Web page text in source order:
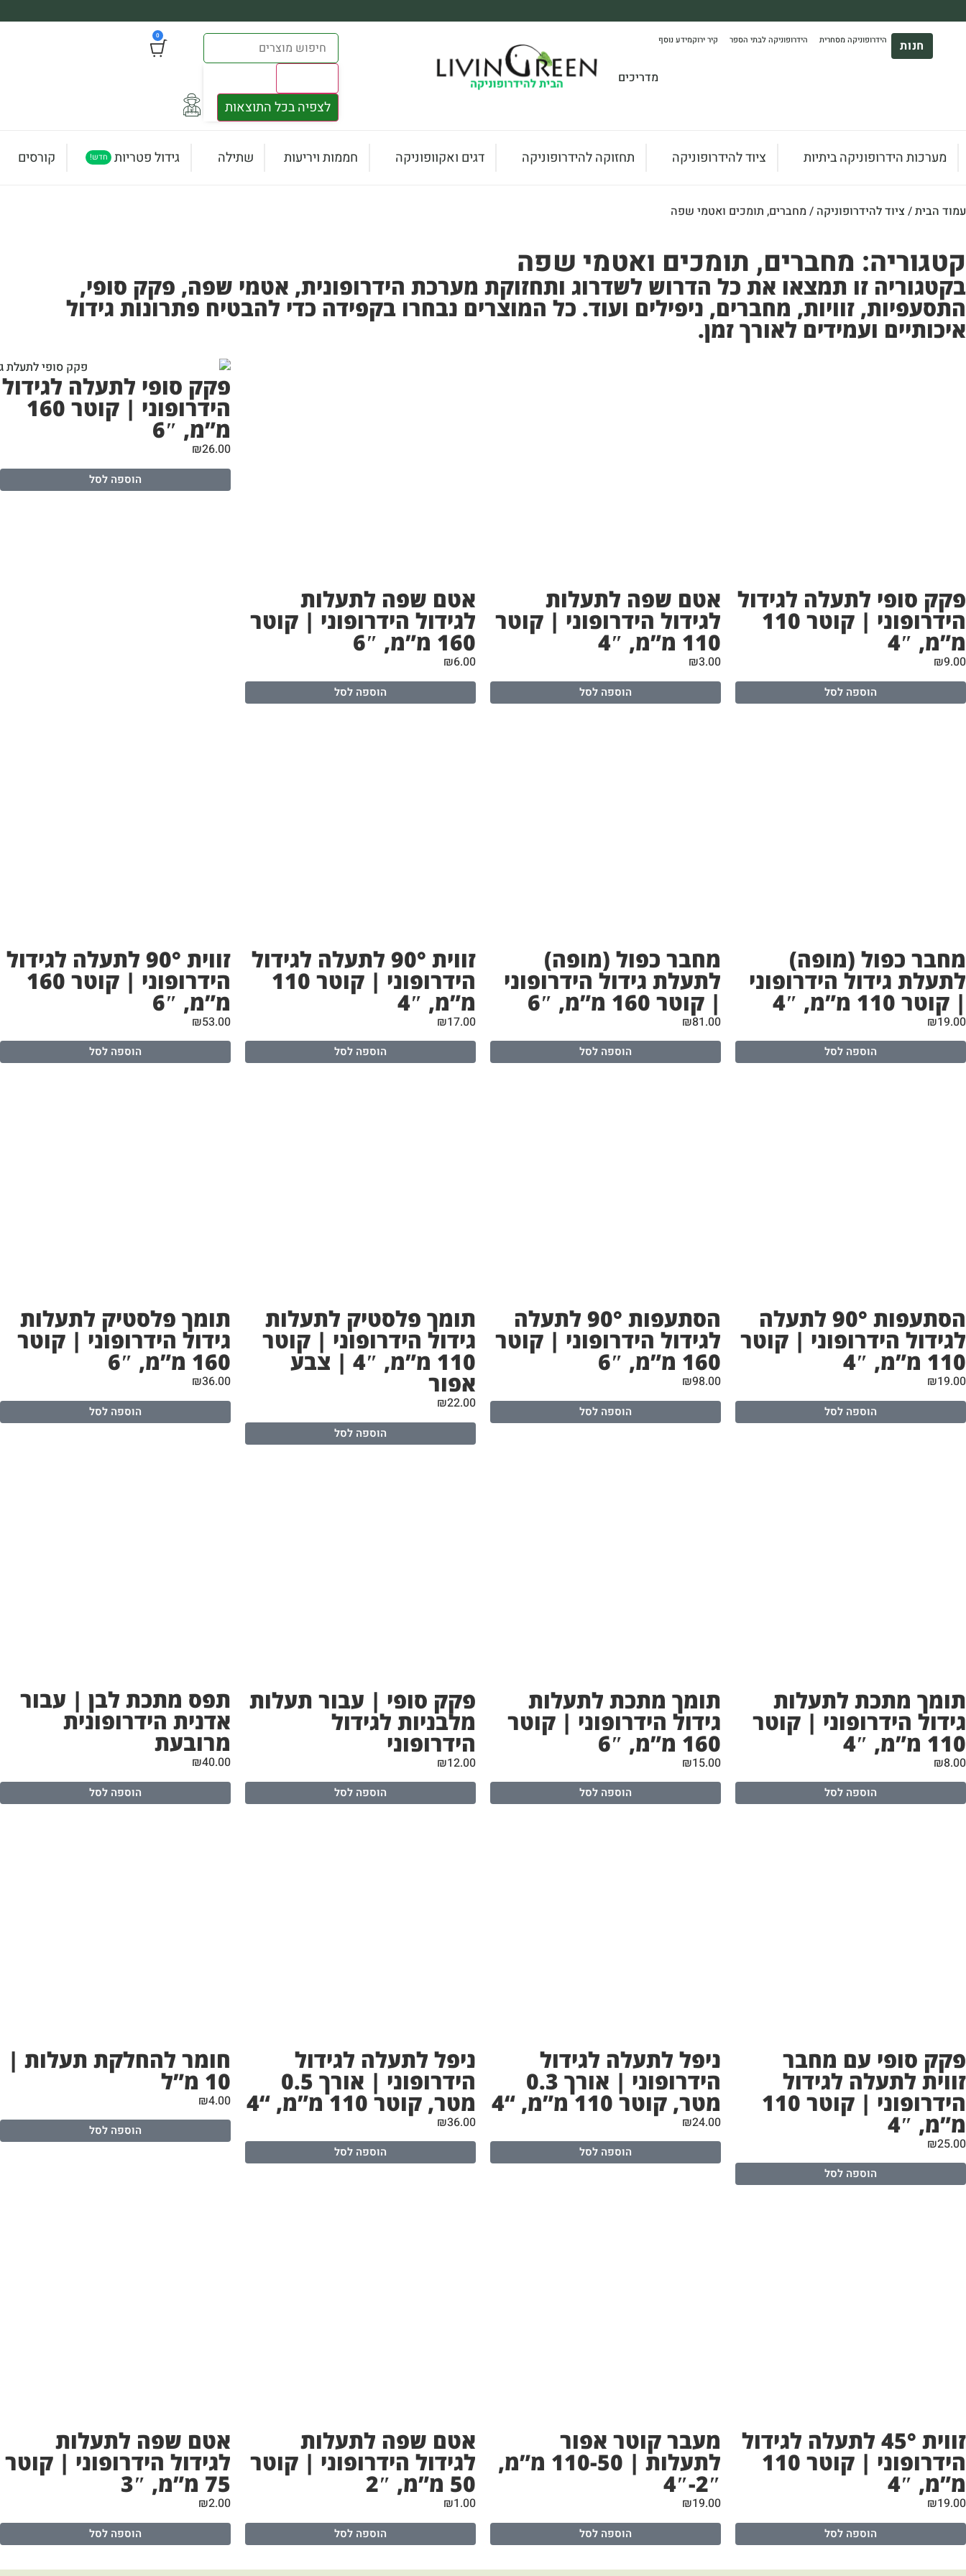
*בהתאם להגבלת גודל ומשקל
חנות הידרופוניקה מסחרית הידרופוניקה לבתי הספר קיר ירוקמידע נוסף
מדריכים
לצפיה בכל התוצאות
0
מערכות הידרופוניקה ביתיות ציוד להידרופוניקה תחזוקה להידרופוניקה דגים ואקוופוניקה חממות ויריעות שתילה גידול פטריות חדש! קורסים
עמוד הבית/ ציוד להידרופוניקה / מחברים, תומכים ואטמי שפה
קטגוריה: מחברים, תומכים ואטמי שפה
בקטגוריה זו תמצאו את כל הדרוש לשדרוג ותחזוקת מערכת הידרופונית, אטמי שפה, פקק סופי,
התסעפיות, זוויות, מחברים, ניפילים ועוד. כל המוצרים נבחרו בקפידה כדי להבטיח פתרונות גידול
איכותיים ועמידים לאורך זמן.
פקק סופי לתעלה לגידול
הידרופוני | קוטר 110
מ”מ, 4″
₪9.00
הוספה לסל
אטם שפה לתעלות
לגידול הידרופוני | קוטר
110 מ”מ, 4″
₪3.00
הוספה לסל
אטם שפה לתעלות
לגידול הידרופוני | קוטר
160 מ”מ, 6″
₪6.00
הוספה לסל
פקק סופי לתעלה לגידול
הידרופוני | קוטר 160
מ”מ, 6″
₪26.00
הוספה לסל
מחבר כפול (מופה)
לתעלת גידול הידרופוני
| קוטר 110 מ”מ, 4″
₪19.00
הוספה לסל
מחבר כפול (מופה)
לתעלת גידול הידרופוני
| קוטר 160 מ”מ, 6″
₪81.00
הוספה לסל
זווית 90° לתעלה לגידול
הידרופוני | קוטר 110
מ”מ, 4″
₪17.00
הוספה לסל
זווית 90° לתעלה לגידול
הידרופוני | קוטר 160
מ”מ, 6″
₪53.00
הוספה לסל
הסתעפות 90° לתעלה
לגידול הידרופוני | קוטר
110 מ”מ, 4″
₪19.00
הוספה לסל
הסתעפות 90° לתעלה
לגידול הידרופוני | קוטר
160 מ”מ, 6″
₪98.00
הוספה לסל
תומך פלסטיק לתעלות
גידול הידרופוני | קוטר
110 מ”מ, 4″ | צבע
אפור
₪22.00
הוספה לסל
תומך פלסטיק לתעלות
גידול הידרופוני | קוטר
160 מ”מ, 6″
₪36.00
הוספה לסל
תומך מתכת לתעלות
גידול הידרופוני | קוטר
110 מ”מ, 4″
₪8.00
הוספה לסל
תומך מתכת לתעלות
גידול הידרופוני | קוטר
160 מ”מ, 6″
₪15.00
הוספה לסל
פקק סופי | עבור תעלות
מלבניות לגידול
הידרופוני
₪12.00
הוספה לסל
תפס מתכת לבן | עבור
אדנית הידרופונית
מרובעת
₪40.00
הוספה לסל
פקק סופי עם מחבר
זווית לתעלה לגידול
הידרופוני | קוטר 110
מ”מ, 4″
₪25.00
הוספה לסל
ניפל לתעלה לגידול
הידרופוני | אורך 0.3
מטר, קוטר 110 מ”מ, “4
₪24.00
הוספה לסל
ניפל לתעלה לגידול
הידרופוני | אורך 0.5
מטר, קוטר 110 מ”מ, “4
₪36.00
הוספה לסל
חומר להחלקת תעלות |
10 מ”ל
₪4.00
הוספה לסל
זווית 45° לתעלה לגידול
הידרופוני | קוטר 110
מ”מ, 4″
₪19.00
הוספה לסל
מעבר קוטר אפור
לתעלות | 110-50 מ”מ,
2″-4″
₪19.00
הוספה לסל
אטם שפה לתעלות
לגידול הידרופוני | קוטר
50 מ”מ, 2″
₪1.00
הוספה לסל
אטם שפה לתעלות
לגידול הידרופוני | קוטר
75 מ”מ, 3″
₪2.00
הוספה לסל